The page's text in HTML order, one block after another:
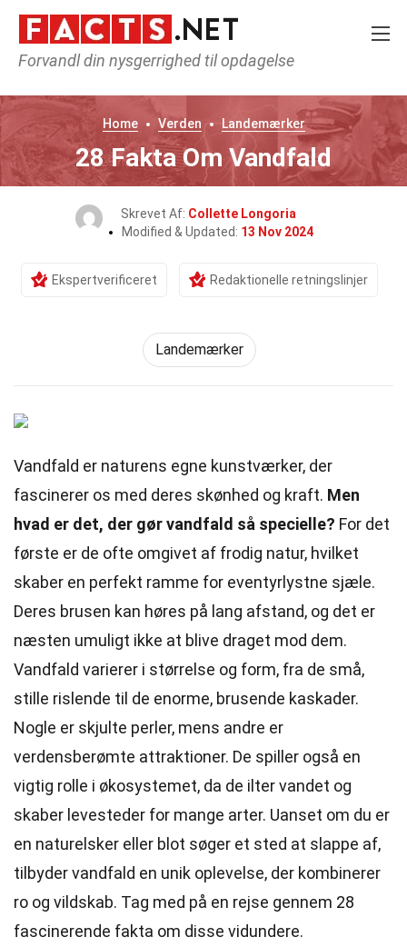
Forvandl din nysgerrighed til opdagelse
Home Verden Landemærker
28 Fakta Om Vandfald
Skrevet Af: Collette Longoria
Modified & Updated: 13 Nov 2024
Ekspertverificeret Redaktionelle retningslinjer
Landemærker
Vandfald er naturens egne kunstværker, der
fascinerer os med deres skønhed og kraft. Men
hvad er det, der gør vandfald så specielle? For det
første er de ofte omgivet af frodig natur, hvilket
skaber en perfekt ramme for eventyrlystne sjæle.
Deres brusen kan høres på lang afstand, og det er
næsten umuligt ikke at blive draget mod dem.
Vandfald varierer i størrelse og form, fra de små,
stille rislende til de enorme, brusende kaskader.
Nogle er skjulte perler, mens andre er
verdensberømte attraktioner. De spiller også en
vigtig rolle i økosystemet, da de ilter vandet og
skaber levesteder for mange arter. Uanset om du er
en naturelsker eller blot søger et sted at slappe af,
tilbyder vandfald en unik oplevelse, der kombinerer
ro og vildskab. Tag med på en rejse gennem 28
fascinerende fakta om disse vidundere.